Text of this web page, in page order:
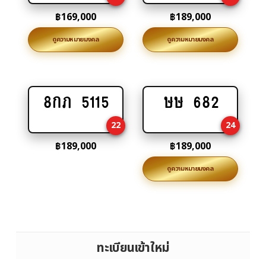
฿169,000
ดูความหมายมงคล
฿189,000
ดูความหมายมงคล
Add
cart
8กภ 5115
22
฿189,000
Add
cart
ษษ 682
24
฿189,000
ดูความหมายมงคล
ทะเบียนเข้าใหม่